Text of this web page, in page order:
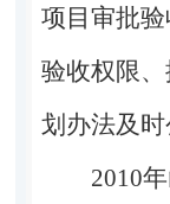
项目审批验
验收权限
划办法及时
2010